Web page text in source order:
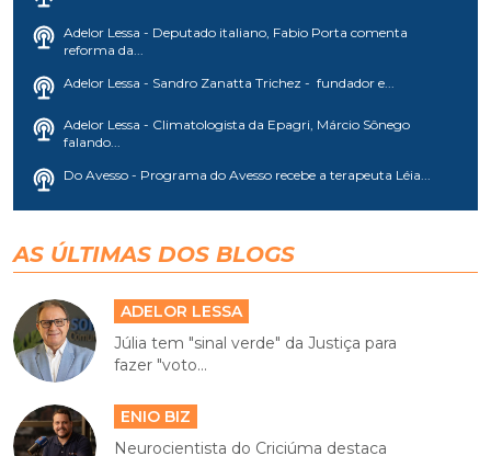
Adelor Lessa - Deputado italiano, Fabio Porta comenta
reforma da...
Adelor Lessa - Sandro Zanatta Trichez - fundador e...
Adelor Lessa - Climatologista da Epagri, Márcio Sônego
falando...
Do Avesso - Programa do Avesso recebe a terapeuta Léia...
AS ÚLTIMAS DOS BLOGS
ADELOR LESSA
Júlia tem "sinal verde" da Justiça para
fazer "voto...
ENIO BIZ
Neurocientista do Criciúma destaca